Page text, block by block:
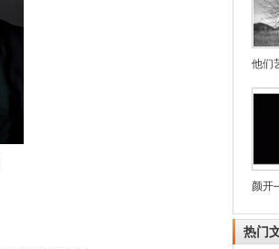
他们
颜开
热门